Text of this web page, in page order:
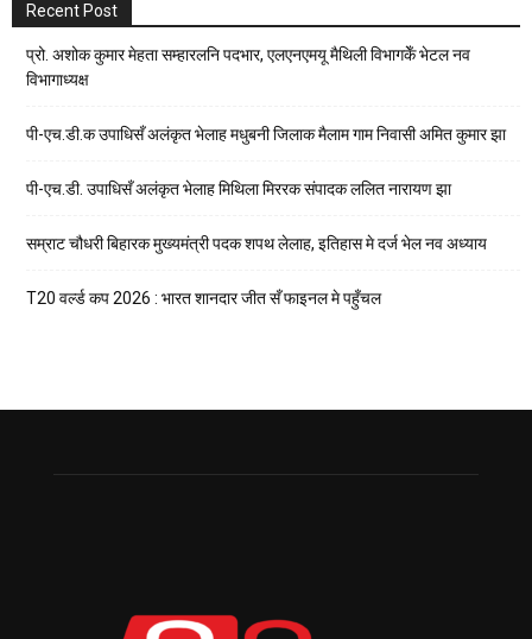
Recent Post
प्रो. अशोक कुमार मेहता सम्हारलनि पदभार, एलएनएमयू मैथिली विभागकेँ भेटल नव
विभागाध्यक्ष
पी-एच.डी.क उपाधिसँ अलंकृत भेलाह मधुबनी जिलाक मैलाम गाम निवासी अमित कुमार झा
पी-एच.डी. उपाधिसँ अलंकृत भेलाह मिथिला मिररक संपादक ललित नारायण झा
सम्राट चौधरी बिहारक मुख्यमंत्री पदक शपथ लेलाह, इतिहास मे दर्ज भेल नव अध्याय
T20 वर्ल्ड कप 2026 : भारत शानदार जीत सँ फाइनल मे पहुँचल